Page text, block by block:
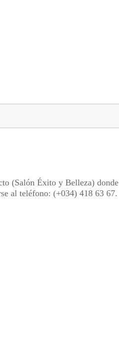
(Salón Éxito y Belleza)
al teléfono: (+034) 418 63 67.